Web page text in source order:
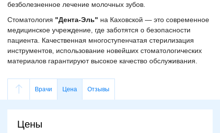
безболезненное лечение молочных зубов.
Стоматология "Дента-Эль" на Каховской — это современное
медицинское учреждение, где заботятся о безопасности
пациента. Качественная многоступенчатая стерилизация
инструментов, использование новейших стоматологических
материалов гарантируют высокое качество обслуживания.
Врачи Цена Отзывы
Цены